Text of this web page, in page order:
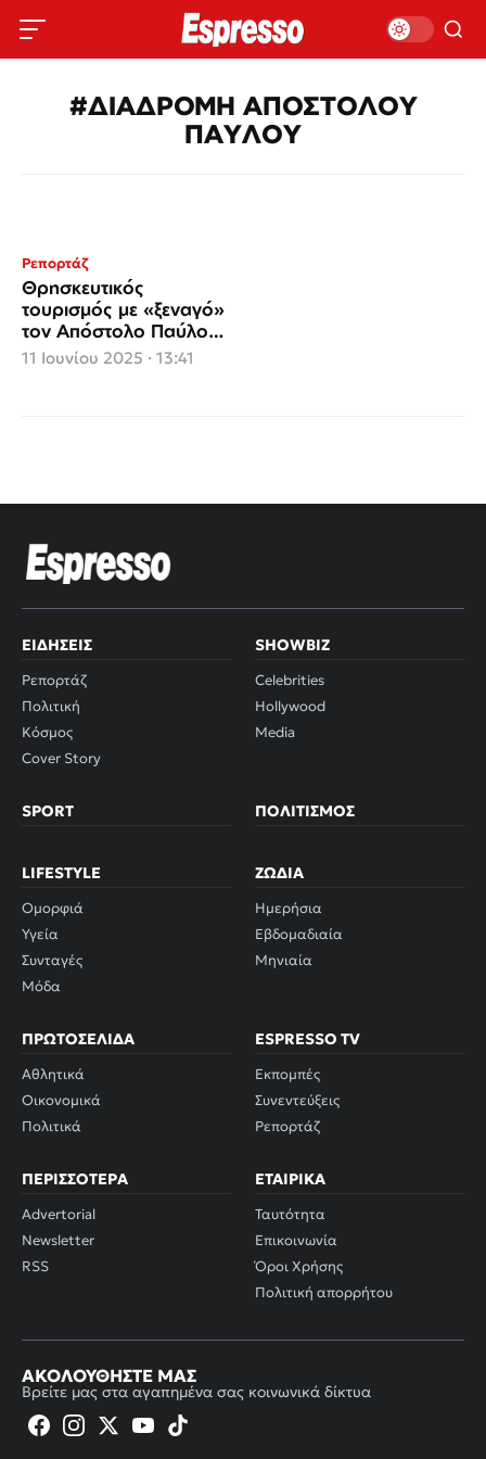
#ΔΙΑΔΡΟΜΗ ΑΠΟΣΤΟΛΟΥ
ΠΑΥΛΟΥ
Ρεπορτάζ
Θρησκευτικός
τουρισμός με «ξεναγό»
τον Απόστολο Παύλο
της τεχνητής
11 Ιουνίου 2025 · 13:41
ΕΙΔΉΣΕΙΣ
Ρεπορτάζ
Πολιτική
Κόσμος
Cover Story
SHOWBIZ
Celebrities
Hollywood
Media
SPORT ΠΟΛΙΤΙΣΜΌΣ
LIFESTYLE
Ομορφιά
Υγεία
Συνταγές
Μόδα
ΖΏΔΙΑ
Ημερήσια
Εβδομαδιαία
Μηνιαία
ΠΡΩΤΟΣΈΛΙΔΑ
Αθλητικά
Οικονομικά
Πολιτικά
ESPRESSO TV
Εκπομπές
Συνεντεύξεις
Ρεπορτάζ
ΠΕΡΙΣΣΌΤΕΡΑ
Advertorial
Newsletter
RSS
ΕΤΑΙΡΙΚΆ
Ταυτότητα
Επικοινωνία
Όροι Χρήσης
Πολιτική απορρήτου
ΑΚΟΛΟΥΘΉΣΤΕ ΜΑΣ
Βρείτε μας στα αγαπημένα σας κοινωνικά δίκτυα